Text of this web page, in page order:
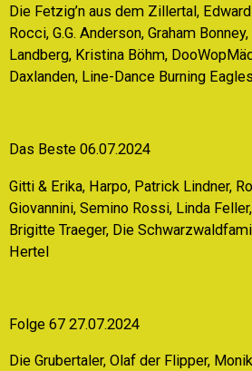
Die Fetzig’n aus dem Zillertal,
Rocci, G.G. Anderson, Graham
Landberg, Kristina Böhm,
Daxlanden, Line-Dance Burning Eagles
Das Beste 06.07.2024
Gitti & Erika, Harpo, Patrick Lindner,
Giovannini, Semino Rossi, Linda
Brigitte Traeger, Die
Hertel
Folge 67 27.07.2024
Die Grubertaler, Olaf der Flipper,